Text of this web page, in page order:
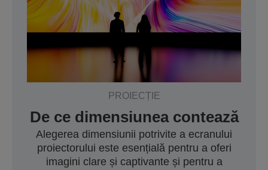
PROIECȚIE
De ce dimensiunea contează
Alegerea dimensiunii potrivite a ecranului
proiectorului este esențială pentru a oferi
imagini clare și captivante și pentru a